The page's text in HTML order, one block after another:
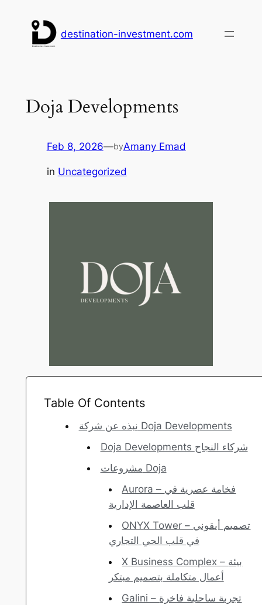
content
destination-investment.com
Doja Developments
Feb 8, 2026—byAmany Emad
in Uncategorized
Table Of Contents
نبذه عن شركة Doja Developments
Doja Developments شركاء النجاح
مشروعات Doja
Aurora – فخامة عصرية في
قلب العاصمة الإدارية
ONYX Tower – تصميم أيقوني
في قلب الحي التجاري
X Business Complex – بيئة
أعمال متكاملة بتصميم مبتكر
Galini – تجربة ساحلية فاخرة